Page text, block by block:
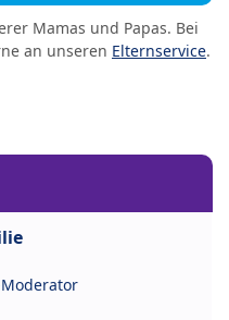
Mamas und Papas. Bei
an unseren Elternservice.
Moderator